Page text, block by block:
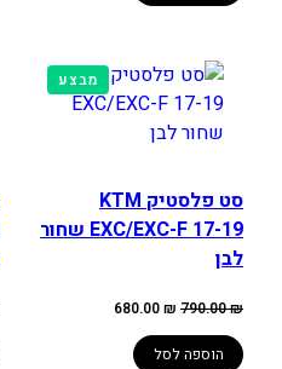
מבצעמוצרים
במבצע
סט פלסטיק KTM
EXC/EXC-F 17-19 שחור
לבן
790.00₪ המחיר
היה:
790.00 ₪.
680.00₪
הוספה לסל